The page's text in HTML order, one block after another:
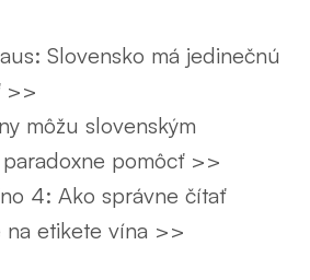
Slovensko má jedinečnú
>>
môžu slovenským
pomôcť >>
4: Ako správne čítať
na etikete vína >>